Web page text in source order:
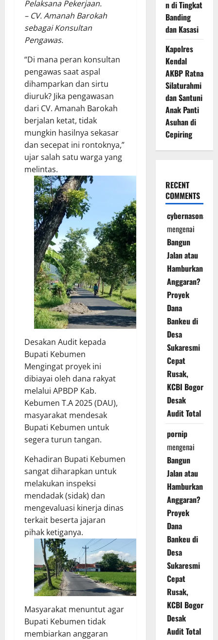
Pelaksana Pekerjaan.
– CV. Amanah Barokah
sebagai Konsultan
Pengawas.
“Di mana peran konsultan
pengawas saat aspal
dihamparkan dan sirtu
diuruk? Jika pengawasan
dari CV. Amanah Barokah
berjalan ketat, tidak
mungkin hasilnya sekasar
dan secepat ini rontoknya,”
ujar salah satu warga yang
melintas.
Desakan Audit kepada
Bupati Kebumen
Mengingat proyek ini
dibiayai oleh dana rakyat
melalui APBDP Kab.
Kebumen T.A 2025 (DAU),
masyarakat mendesak
Bupati Kebumen untuk
segera turun tangan.
Kehadiran Bupati Kebumen
sangat diharapkan untuk
melakukan inspeksi
mendadak (sidak) dan
mengevaluasi kinerja dinas
terkait beserta jajaran
pihak ketiganya.
Masyarakat menuntut agar
Bupati Kebumen tidak
membiarkan anggaran
n di Tingkat
Banding
dan Kasasi
Kapolres
Kendal
AKBP Ratna
Silaturahmi
dan Santuni
Anak Panti
Asuhan di
Cepiring
RECENT
COMMENTS
cybernasonal
mengenai
Bangun
Jalan atau
Hamburkan
Anggaran?
Proyek
Dana
Bankeu di
Desa
Sukaresmi
Cepat
Rusak,
KCBI Bogor
Desak
Audit Total
pornip
mengenai
Bangun
Jalan atau
Hamburkan
Anggaran?
Proyek
Dana
Bankeu di
Desa
Sukaresmi
Cepat
Rusak,
KCBI Bogor
Desak
Audit Total